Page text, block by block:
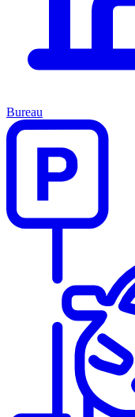
Bureau